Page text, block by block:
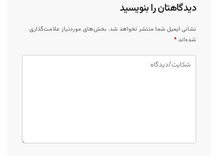
دیدگاهتان را بنویسید
نشانی ایمیل شما منتشر نخواهد شد. بخش‌های موردنیاز علامت‌گذاری
شده‌اند *